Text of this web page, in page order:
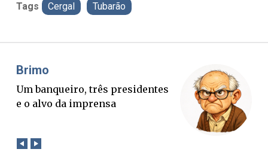
Tags Cergal Tubarão
Misael Elias
O Boato corre mais rápido que a
verdade. Mas quem paga a